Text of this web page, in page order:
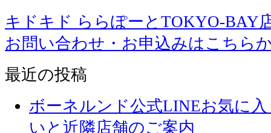
キドキド ららぽーとTOKYO-BAY
お問い合わせ・お申込みはこちら
最近の投稿
ボーネルンド公式LINEお気に
いと近隣店舗のご案内